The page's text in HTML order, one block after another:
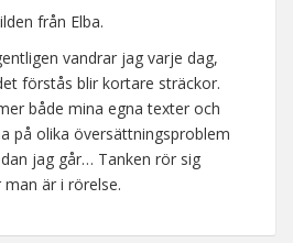
från Elba.
vandrar jag varje dag,
förstås blir kortare sträckor.
både mina egna texter och
på olika översättningsproblem
jag går… Tanken rör sig
är i rörelse.